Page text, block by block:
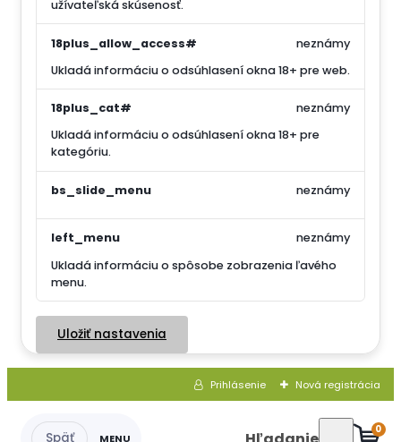
užívateľská skúsenosť.
18plus_allow_access#
Ukladá informáciu o odsúhlasení okna 18+ pre web.
neznámy
18plus_cat#
Ukladá informáciu o odsúhlasení okna 18+ pre
kategóriu.
neznámy
bs_slide_menu neznámy
left_menu
Ukladá informáciu o spôsobe zobrazenia ľavého
menu.
neznámy
Uložiť nastavenia
Prihlásenie Nová registrácia
0